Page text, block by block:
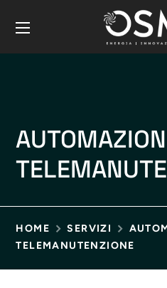
HOME SERVIZI
TELEMANUTENZIONE